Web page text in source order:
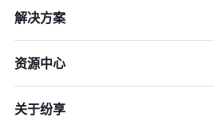
解决方案
资源中心
关于纷享